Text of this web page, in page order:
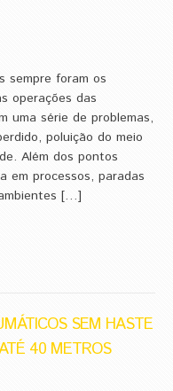
sempre foram os
operações das
uma série de problemas,
poluição do meio
Além dos pontos
em processos, paradas
[…]
SEM HASTE
40 METROS